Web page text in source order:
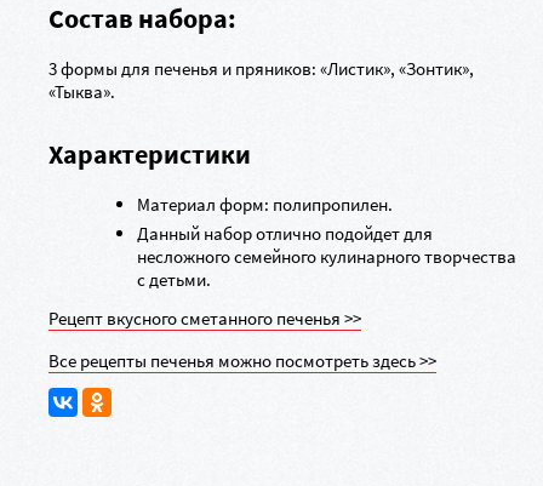
Состав набора:
3 формы для печенья и пряников: «Листик», «Зонтик»,
«Тыква».
Характеристики
Материал форм: полипропилен.
Данный набор отлично подойдет для
несложного семейного кулинарного творчества
с детьми.
Рецепт вкусного сметанного печенья >>
Все рецепты печенья можно посмотреть здесь >>